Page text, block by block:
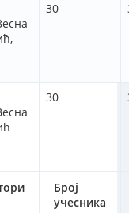
Број
учесника
30
30